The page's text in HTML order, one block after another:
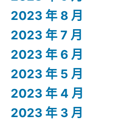
2023 年 8 月
2023 年 7 月
2023 年 6 月
2023 年 5 月
2023 年 4 月
2023 年 3 月